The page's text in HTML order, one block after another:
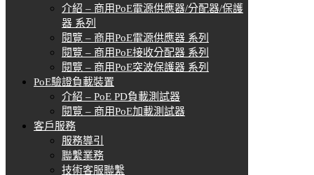
介紹 – 商用PoE電源供應器/分配器/保護
器 系列
閱覽 – 商用PoE電源供應器 系列
閱覽 – 商用PoE接收分配器 系列
閱覽 – 商用PoE突波保護器 系列
PoE驗證負載裝置
介紹 – PoE PD負載測試器
閱覽 – 商用PoE加載測試器
客戶服務
服務導引
聯繫業務
技術客服聯繫